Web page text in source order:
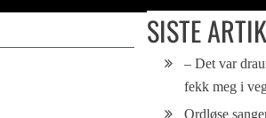
SISTE
– Det var
fekk meg i
Ordløse